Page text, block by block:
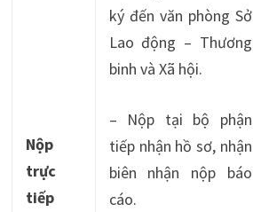
Nộp
trực
tiếp
ký đến văn phòng Sở
Lao động – Thương
binh và Xã hội.
– Nộp tại bộ phận
tiếp nhận hồ sơ, nhận
biên nhận nộp báo
cáo.